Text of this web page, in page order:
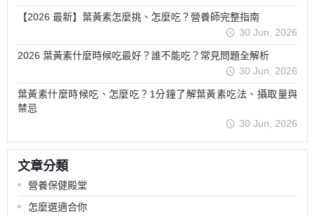
【2026 最新】葉黃素怎麼挑、怎麼吃？營養師完整指南
30 Jun, 2026
2026 葉黃素什麼時候吃最好？誰不能吃？常見問題全解析
30 Jun, 2026
葉黃素什麼時候吃、怎麼吃？1分鐘了解葉黃素吃法、攝取量與
禁忌
30 Jun, 2026
文章分類
營養保健殿堂
怎麼選適合你